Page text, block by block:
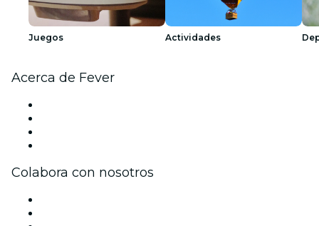
Juegos Actividades
Acerca de Fever
Colabora con nosotros